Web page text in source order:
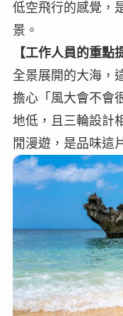
低空飛行的感覺，
景。
【工作人員的重點
全景展開的大海，
擔心「風大會不會
地低，且三輪設計
閒漫遊，是品味這